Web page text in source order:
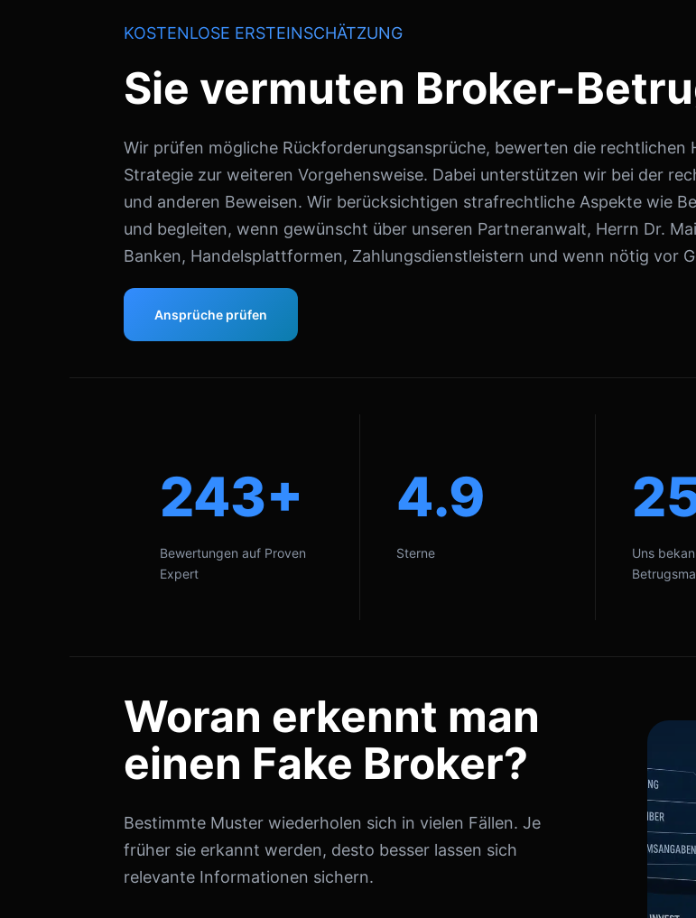
KOSTENLOSE ERSTEINSCHÄTZUNG
Sie vermuten Broker-
Wir prüfen mögliche Rückforderungsansprüche, bewerten die rechtlichen
Strategie zur weiteren Vorgehensweise. Dabei unterstützen wir bei der
und anderen Beweisen. Wir berücksichtigen strafrechtliche Aspekte wie
und begleiten, wenn gewünscht über unseren Partneranwalt, Herrn Dr.
Banken, Handelsplattformen, Zahlungsdienstleistern und wenn nötig vor
Ansprüche prüfen
243+
Bewertungen auf Proven
Expert
4.9
Sterne
Uns
Woran erkennt man
einen Fake Broker?
Bestimmte Muster wiederholen sich in vielen Fällen. Je
früher sie erkannt werden, desto besser lassen sich
relevante Informationen sichern.